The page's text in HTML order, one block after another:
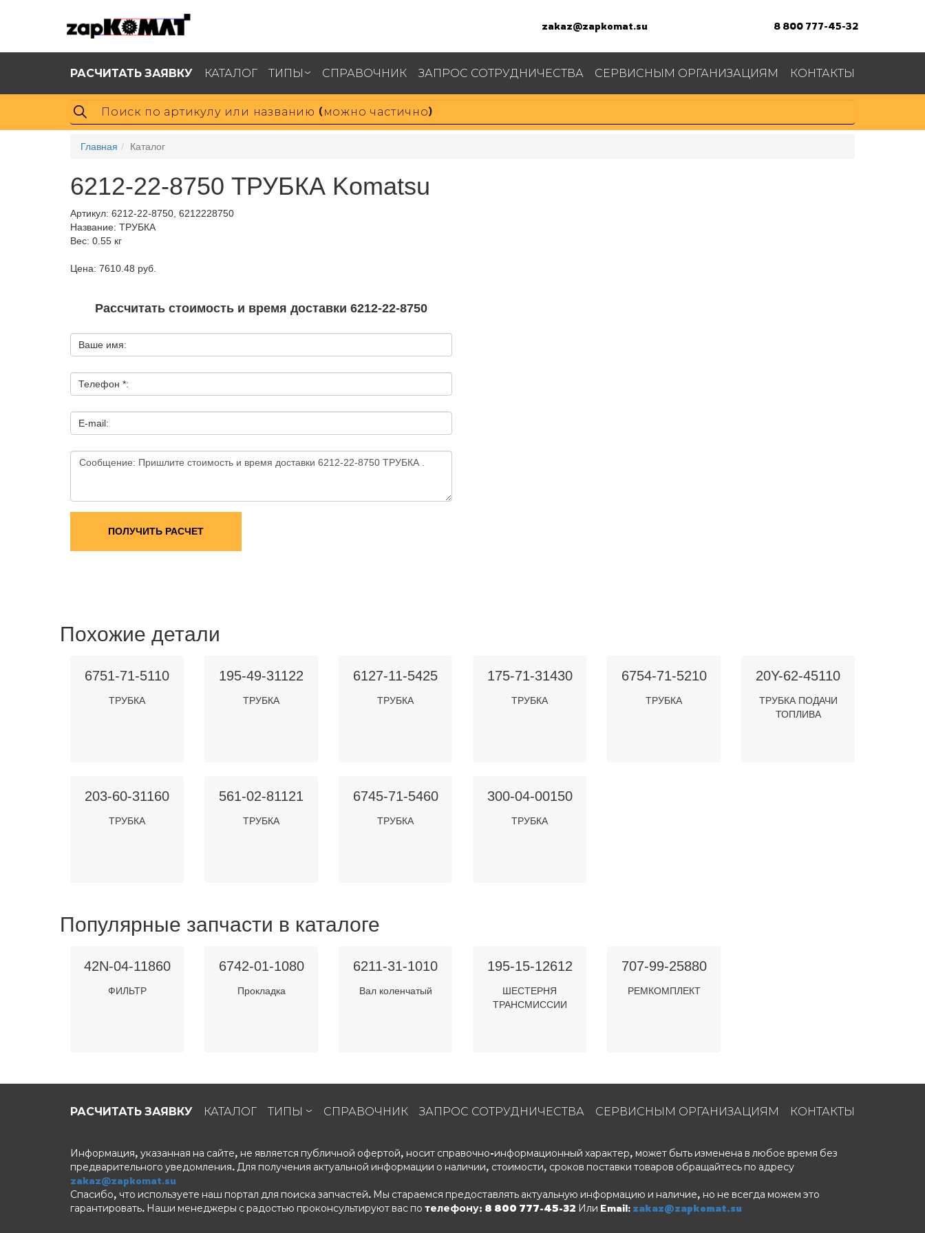
zakaz@zapkomat.su 8 800 777-45-32
РАСЧИТАТЬ ЗАЯВКУ КАТАЛОГ ТИПЫ СПРАВОЧНИК ЗАПРОС СОТРУДНИЧЕСТВА СЕРВИСНЫМ ОРГАНИЗАЦИЯМ КОНТАКТЫ
Главная Каталог
6212-22-8750 ТРУБКА Komatsu
Артикул: 6212-22-8750, 6212228750
Название: ТРУБКА
Вес: 0.55 кг
Цена: 7610.48 руб.
Рассчитать стоимость и время доставки 6212-22-8750
Ваше имя:
Телефон *:
E-mail:
ПОЛУЧИТЬ РАСЧЕТ
Похожие детали
6751-71-5110
ТРУБКА
195-49-31122
ТРУБКА
6127-11-5425
ТРУБКА
175-71-31430
ТРУБКА
6754-71-5210
ТРУБКА
20Y-62-45110
ТРУБКА ПОДАЧИ
ТОПЛИВА
203-60-31160
ТРУБКА
561-02-81121
ТРУБКА
6745-71-5460
ТРУБКА
300-04-00150
ТРУБКА
Популярные запчасти в каталоге
42N-04-11860
ФИЛЬТР
6742-01-1080
Прокладка
6211-31-1010
Вал коленчатый
195-15-12612
ШЕСТЕРНЯ
ТРАНСМИССИИ
707-99-25880
РЕМКОМПЛЕКТ
РАСЧИТАТЬ ЗАЯВКУ КАТАЛОГ ТИПЫ СПРАВОЧНИК ЗАПРОС СОТРУДНИЧЕСТВА СЕРВИСНЫМ ОРГАНИЗАЦИЯМ КОНТАКТЫ
Информация, указанная на сайте, не является публичной офертой, носит справочно-информационный характер, может быть изменена в любое время без
предварительного уведомления. Для получения актуальной информации о наличии, стоимости, сроков поставки товаров обращайтесь по адресу
zakaz@zapkomat.su
Спасибо, что используете наш портал для поиска запчастей. Мы стараемся предоставлять актуальную информацию и наличие, но не всегда можем это
гарантировать. Наши менеджеры с радостью проконсультируют вас по телефону: 8 800 777-45-32 Или Email: zakaz@zapkomat.su